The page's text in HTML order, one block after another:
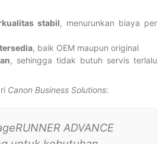
stabil, menurunkan biaya per
, baik OEM maupun original
, sehingga tidak butuh servis terlalu
Canon Business Solutions:
ADVANCE